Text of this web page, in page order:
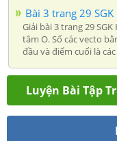
Bài 3 trang 29
Giải bài 3 trang 29
tâm O. Số các vecto
đầu và điểm cuối là
Luyện Bài Tập